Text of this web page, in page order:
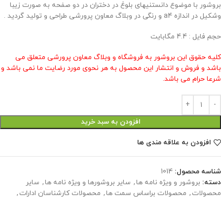
بروشور با موضوع دانستنیهای بلوغ در دختران در دو صفحه به صورت زیبا
وشکیل در اندازه a4 و رنگی در وبلاگ معاون پرورشی طراحی و تولید گردید .
حجم فایل : 4.4 مگابایت
کلیه حقوق این بروشور به فروشگاه و وبلاگ معاون پرورشی متعلق می
باشد و فروش و انتشار این محصول به هر نحوی مورد رضایت ما نمی باشد و
شرعا حرام می باشد.
افزودن به سبد خرید
افزودن به علاقه مندی ها
شناسه محصول: 1014
دسته: بروشور و ویژه نامه ها, سایر بروشورها و ویژه نامه ها, سایر
محصولات , محصولات براساس سمت ها, محصولات کارشناسان ادارات ,